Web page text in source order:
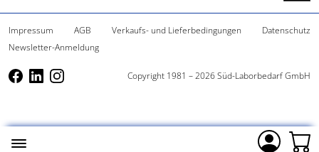
Impressum AGB Verkaufs- und Lieferbedingungen
Datenschutz
Newsletter-Anmeldung
Copyright 1981 – 2026 Süd-Laborbedarf GmbH